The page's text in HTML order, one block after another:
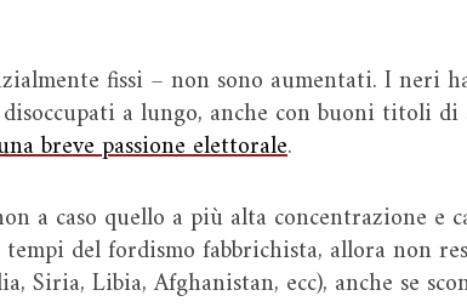
fissi – non sono aumentati. I neri
a lungo, anche con buoni titoli di
breve passione elettorale.
a caso quello a più alta concentrazione e
del fordismo fabbrichista, allora non
Siria, Libia, Afghanistan, ecc), anche se